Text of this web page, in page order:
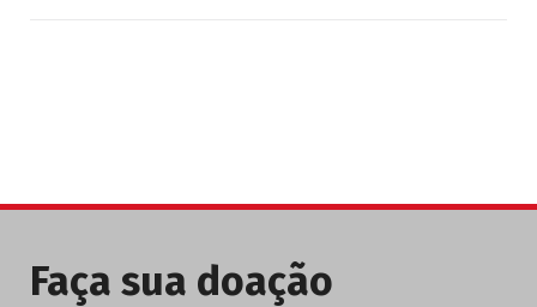
Faça sua doação